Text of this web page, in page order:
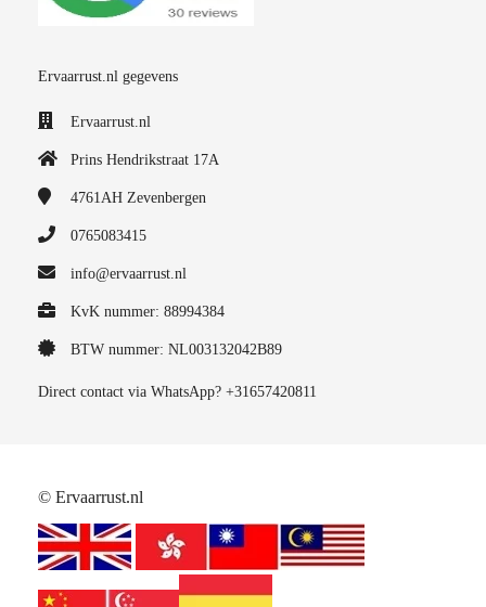
Ervaarrust.nl gegevens
Ervaarrust.nl
Prins Hendrikstraat 17A
4761AH Zevenbergen
0765083415
info@ervaarrust.nl
KvK nummer: 88994384
BTW nummer: NL003132042B89
Direct contact via WhatsApp? +31657420811
© Ervaarrust.nl